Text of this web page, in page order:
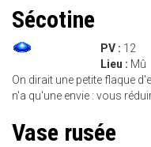
Sécotine
PV : 12
Lieu : Mû
On dirait une petite flaque
n'a qu'une envie : vous
Vase rusée